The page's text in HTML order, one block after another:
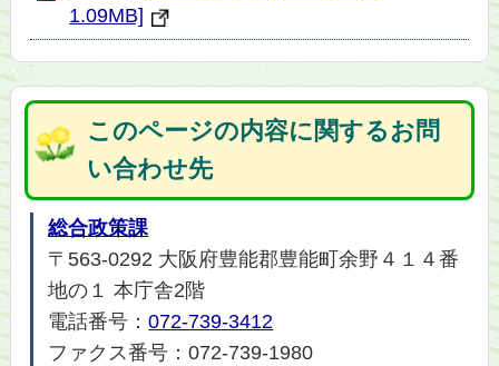
1.09MB]
このページの内容に関するお問
い合わせ先
総合政策課
〒563-0292 大阪府豊能郡豊能町余野４１４番
地の１ 本庁舎2階
電話番号：072-739-3412
ファクス番号：072-739-1980